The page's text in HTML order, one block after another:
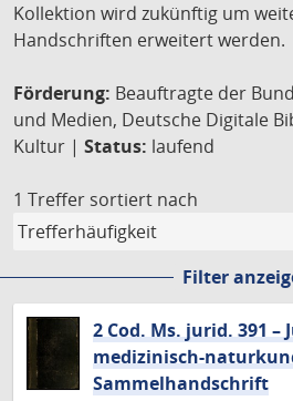
Kollektion wird zukünftig um
Handschriften erweitert werden.
Förderung: Beauftragte der
und Medien, Deutsche Digitale
Kultur | Status: laufend
1 Treffer sortiert nach
Filter
2 Cod. Ms. jurid. 391 –
medizinisch-
Sammelhandschrift